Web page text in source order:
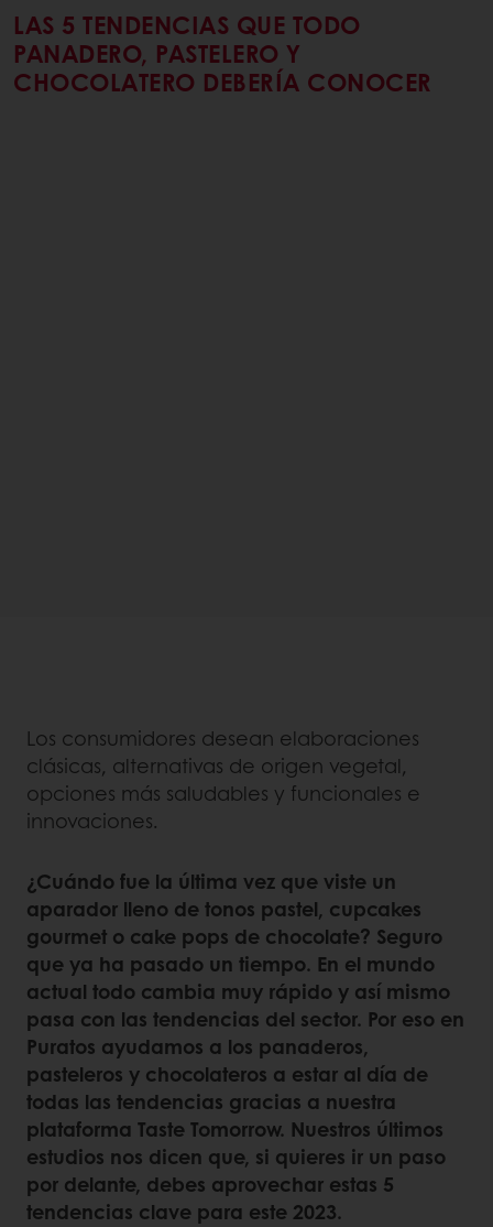
LAS 5 TENDENCIAS QUE TODO
PANADERO, PASTELERO Y
CHOCOLATERO DEBERÍA CONOCER
Los consumidores desean elaboraciones
clásicas, alternativas de origen vegetal,
opciones más saludables y funcionales e
innovaciones.
¿Cuándo fue la última vez que viste un
aparador lleno de tonos pastel, cupcakes
gourmet o cake pops de chocolate? Seguro
que ya ha pasado un tiempo. En el mundo
actual todo cambia muy rápido y así mismo
pasa con las tendencias del sector. Por eso en
Puratos ayudamos a los panaderos,
pasteleros y chocolateros a estar al día de
todas las tendencias gracias a nuestra
plataforma Taste Tomorrow. Nuestros últimos
estudios nos dicen que, si quieres ir un paso
por delante, debes aprovechar estas 5
tendencias clave para este 2023.